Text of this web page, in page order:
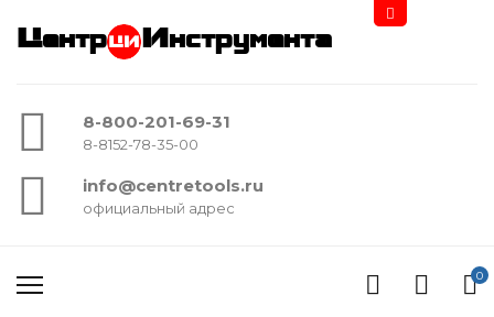
Центр Инструмента
8-800-201-69-31
8-8152-78-35-00
info@centretools.ru
официальный адрес
0